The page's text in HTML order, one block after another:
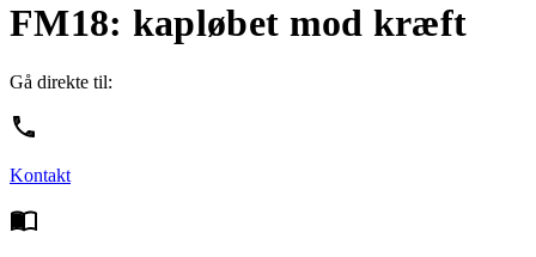
FM18: kapløbet mod kræft
Gå direkte til:
Kontakt